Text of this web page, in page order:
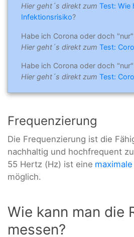
Hier geht´s direkt zum Test: Wie
Infektionsrisiko?
Habe ich Corona oder doch
Hier geht´s direkt zum Test:
Habe ich Corona oder doch
Hier geht´s direkt zum Test:
Frequenzierung
Die Frequenzierung ist die
nachhaltig und hochfrequent
55 Hertz (Hz) ist eine
möglich.
Wie kann man die
messen?